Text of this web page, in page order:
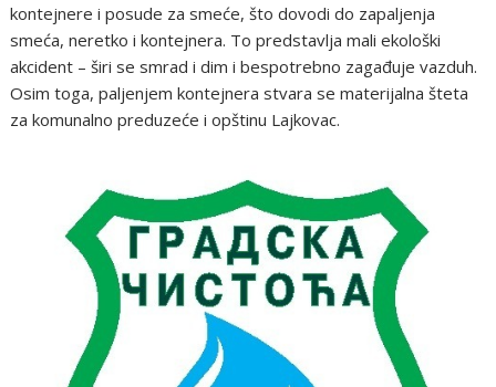
kontejnere i posude za smeće, što dovodi do zapaljenja
smeća, neretko i kontejnera. To predstavlja mali ekološki
akcident – širi se smrad i dim i bespotrebno zagađuje vazduh.
Osim toga, paljenjem kontejnera stvara se materijalna šteta
za komunalno preduzeće i opštinu Lajkovac.